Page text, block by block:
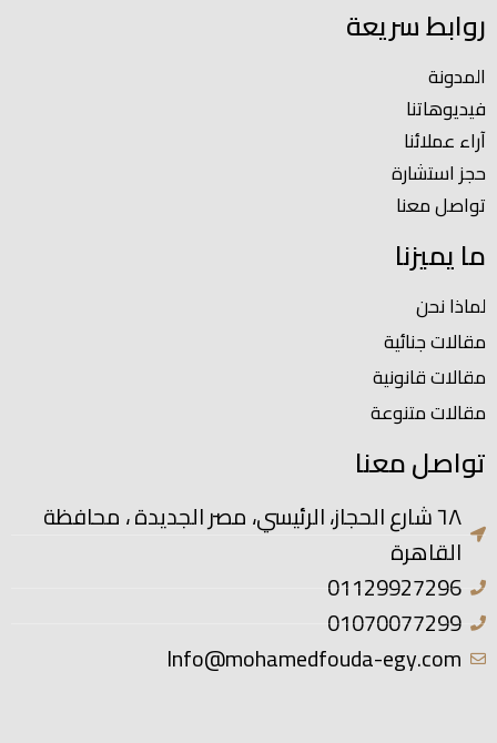
روابط سريعة
المدونة
فيديوهاتنا
آراء عملائنا
حجز استشارة
تواصل معنا
ما يميزنا
لماذا نحن
مقالات جنائية
مقالات قانونية
مقالات متنوعة
تواصل معنا
٦٨ شارع الحجاز، الرئيسي، مصر الجديدة ، محافظة
القاهرة
01129927296
01070077299
Info@mohamedfouda-egy.com